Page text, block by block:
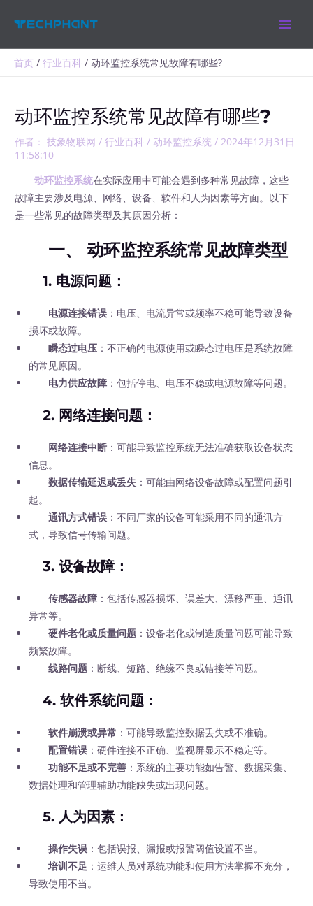
首页 行业百科 动环监控系统常见故障有哪些?
动环监控系统常见故障有哪些?
作者： 技象物联网/行业百科 /动环监控系统 /2024年12月31日
11:58:10
动环监控系统在实际应用中可能会遇到多种常见故障，这些
故障主要涉及电源、网络、设备、软件和人为因素等方面。以下
是一些常见的故障类型及其原因分析：
一、 动环监控系统常见故障类型
1. 电源问题 ：
电源连接错误 ：电压、电流异常或频率不稳可能导致设备
损坏或故障。
瞬态过电压 ：不正确的电源使用或瞬态过电压是系统故障
的常见原因。
电力供应故障 ：包括停电、电压不稳或电源故障等问题。
2. 网络连接问题 ：
网络连接中断 ：可能导致监控系统无法准确获取设备状态
信息。
数据传输延迟或丢失 ：可能由网络设备故障或配置问题引
起。
通讯方式错误 ：不同厂家的设备可能采用不同的通讯方
式，导致信号传输问题。
3.设备故障：
传感器故障 ：包括传感器损坏、误差大、漂移严重、通讯
异常等。
硬件老化或质量问题 ：设备老化或制造质量问题可能导致
频繁故障。
线路问题 ：断线、短路、绝缘不良或错接等问题。
4.软件系统问题 ：
软件崩溃或异常 ：可能导致监控数据丢失或不准确。
配置错误 ：硬件连接不正确、监视屏显示不稳定等。
功能不足或不完善 ：系统的主要功能如告警、数据采集、
数据处理和管理辅助功能缺失或出现问题。
5. 人为因素 ：
操作失误 ：包括误报、漏报或报警阈值设置不当。
培训不足 ：运维人员对系统功能和使用方法掌握不充分，
导致使用不当。